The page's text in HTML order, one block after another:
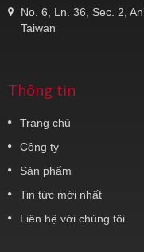
No. 6, Ln. 36, Sec. 2,
Taiwan
Thông tin
Trang chủ
Công ty
Sản phẩm
Tin tức mới nhất
Liên hệ với chúng tôi